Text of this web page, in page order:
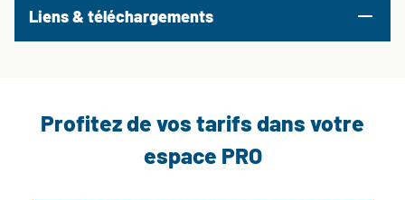
Liens & téléchargements
Profitez de vos tarifs dans votre
espace PRO